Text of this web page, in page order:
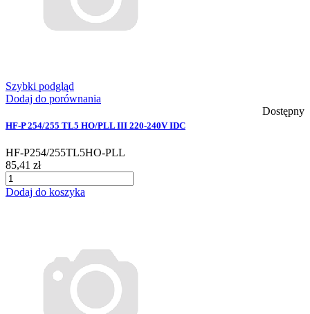
Szybki podgląd
Dodaj do porównania
Dostępny
HF-P 254/255 TL5 HO/PLL III 220-240V IDC
HF-P254/255TL5HO-PLL
85,41 zł
Dodaj do koszyka